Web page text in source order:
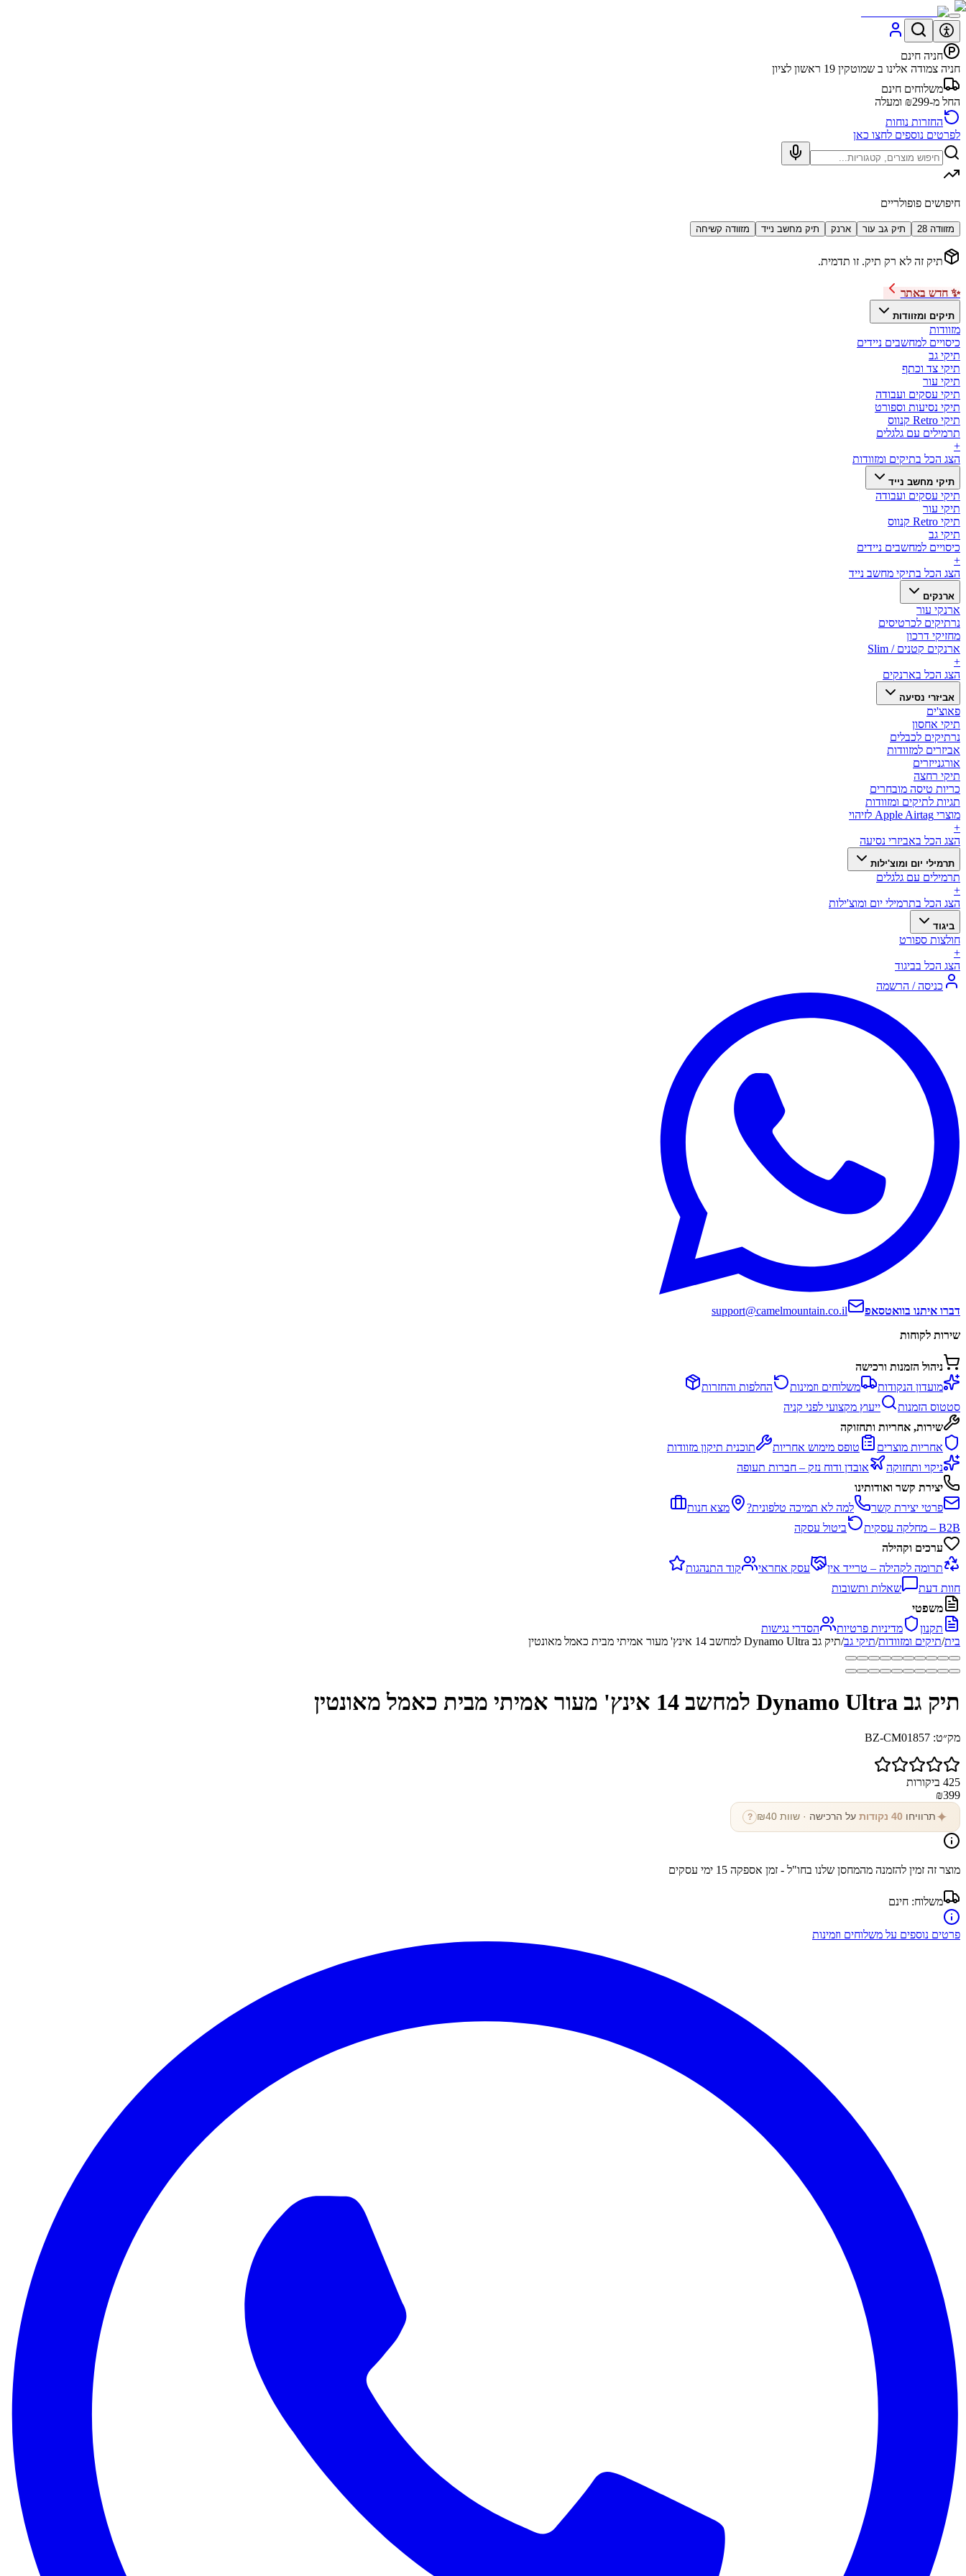
חניה חינם
חניה צמודה אלינו ב שמוטקין 19 ראשון לציון
משלוחים חינם
החל מ-₪299 ומעלה
החזרות נוחות
לפרטים נוספים לחצו כאן
חיפושים פופולריים
מזוודה 28 תיק גב עור ארנק תיק מחשב נייד מזוודה קשיחה
תיק זה לא רק תיק. זו תדמית.
✨ חדש באתר
תיקים ומזוודות
מזוודות
כיסויים למחשבים ניידים
תיקי גב
תיקי צד וכתף
תיקי עור
תיקי עסקים ועבודה
תיקי נסיעות וספורט
תיקי Retro קנווס
תרמילים עם גלגלים
+
הצג הכל בתיקים ומזוודות
תיקי מחשב נייד
תיקי עסקים ועבודה
תיקי עור
תיקי Retro קנווס
תיקי גב
כיסויים למחשבים ניידים
+
הצג הכל בתיקי מחשב נייד
ארנקים
ארנקי עור
נרתיקים לכרטיסים
מחזיקי דרכון
ארנקים קטנים / Slim
+
הצג הכל בארנקים
אביזרי נסיעה
פאוצ'ים
תיקי אחסון
נרתיקים לכבלים
אביזרים למזוודות
אורגנייזרים
תיקי רחצה
כריות טיסה מובחרים
תגיות לתיקים ומזוודות
מוצרי Apple Airtag לזיהוי
+
הצג הכל באביזרי נסיעה
תרמילי יום ומוצ'ילות
תרמילים עם גלגלים
+
הצג הכל בתרמילי יום ומוצ'ילות
ביגוד
חולצות ספורט
+
הצג הכל בביגוד
כניסה / הרשמה
דברו איתנו בוואטסאפ
support@camelmountain.co.il
שירות לקוחות
ניהול הזמנות ורכישה
מועדון הנקודות
משלוחים וזמינות
החלפות והחזרות
סטטוס הזמנות
ייעוץ מקצועי לפני קניה
שירות, אחריות ותחזוקה
אחריות מוצרים
טופס מימוש אחריות
תוכנית תיקון מזוודות
ניקוי ותחזוקה
אובדן ודוח נזק – חברות תעופה
יצירת קשר ואודותינו
פרטי יצירת קשר
למה לא תמיכה טלפונית?
מצא חנות
B2B – מחלקה עסקית
ביטול עסקה
ערכים וקהילה
תרומה לקהילה – טרייד אין
עסק אחראי
קוד התנהגות
חוות דעת
שאלות ותשובות
משפטי
תקנון
מדיניות פרטיות
הסדרי נגישות
בית/תיקים ומזוודות/תיקי גב/תיק גב Dynamo Ultra למחשב 14 אינץ' מעור אמיתי מבית כאמל מאונטין
תיק גב Dynamo Ultra למחשב 14 אינץ' מעור אמיתי מבית כאמל מאונטין
מק״ט: BZ-CM01857
425 ביקורות
₪399
✦ תרוויחו 40 נקודות על הרכישה · שוות ₪ 40
?
מוצר זה זמין להזמנה מהמחסן שלנו בחו"ל - זמן אספקה 15 ימי עסקים
משלוח: חינם
פרטים נוספים על משלוחים וזמינות